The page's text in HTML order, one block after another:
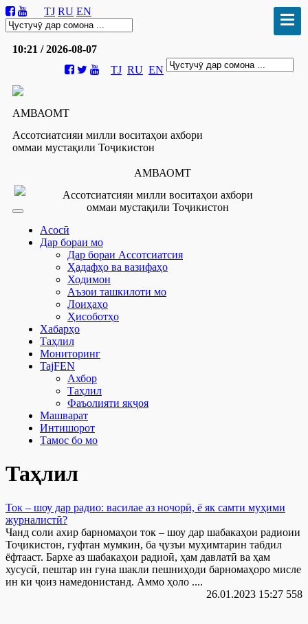
TJ RU EN
10:21 / 2026-08-07
TJ RU EN
АМВАОМТ
Ассотсиатсияи милли воситаҳои ахбори
оммаи мустақили Тоҷикистон
АМВАОМТ
Ассотсиатсияи милли воситаҳои ахбори
оммаи мустақили Тоҷикистон
Асосӣ
Дар бораи мо
Дар бораи Ассотсиатсия
Ҳадафҳо ва вазифаҳо
Ходимон
Аъзои ташкилоти мо
Лоиҳаҳо
Ҳисоботҳо
Хабарҳо
Таҳлил
Мониторинг
TajFEN
Ахбор
Таҳлил
Фаъолияти якҷоя
Машварат
Интишорот
Тамос бо мо
Таҳлил
Ток – шоу дар радио: василае аз ночорӣ, ё як самти муҳими
журналистӣ?
Чанд соли ахир барномаҳои ток – шоу дар шабакаҳои радиоии
Тоҷикистон, гуфтан мумкин, ба ҷузъи муҳимтарин табдил
ёфтааст. Бархе аз шабакаҳои радиоӣ, ҳам давлатӣ ва ҳам
хусусӣ, пештар ин гуна шакли пешниҳоди барномаҳоро мисле
ин ки ҷоиз намедонистанд. Аммо ҳоло ....
26.01.2023 15:27 558